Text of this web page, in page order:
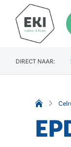
DIRECT NAAR: